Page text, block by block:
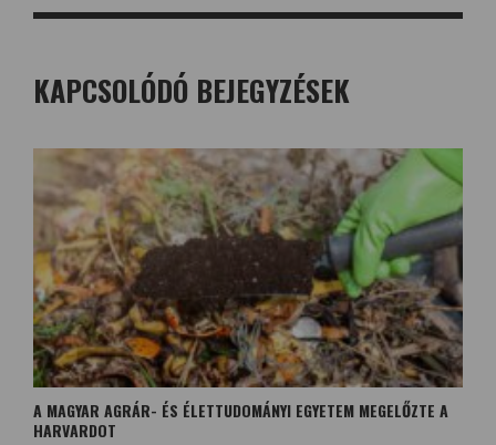
KAPCSOLÓDÓ BEJEGYZÉSEK
A MAGYAR AGRÁR- ÉS ÉLETTUDOMÁNYI EGYETEM MEGELŐZTE A
HARVARDOT